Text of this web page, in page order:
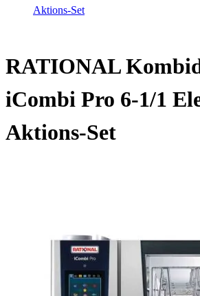
Aktions-Set
RATIONAL
iCombi Pro 6-1/1
Aktions-Set